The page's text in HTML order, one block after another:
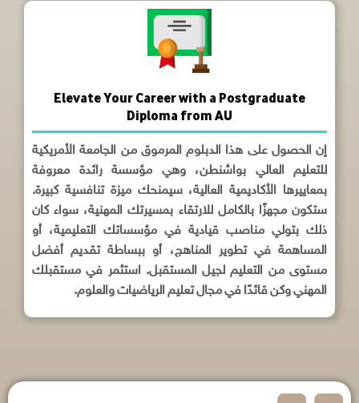
Elevate Your Career with a Postgraduate
Diploma from AU
إن الحصول على هذا الدبلوم المرموق من الجامعة الأمريكية
للتعليم العالي بواشنطن، وهي مؤسسة رائدة معروفة
بمعاييرها الأكاديمية العالية، سيمنحك ميزة تنافسية كبيرة.
ستكون مجهزًا بالكامل للارتقاء بمسيرتك المهنية، سواء كان
ذلك بتولي مناصب قيادية في مؤسساتك التعليمية، أو
المساهمة في تطوير المناهج، أو ببساطة تقديم أفضل
مستوى من التعليم لجيل المستقبل. استثمر في مستقبلك
المهني وكن قائدًا في مجال تعليم الرياضيات والعلوم.